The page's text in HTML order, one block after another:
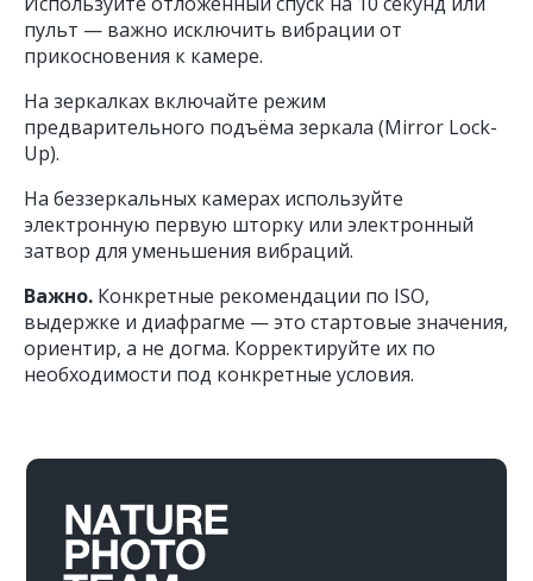
пульт — важно исключить вибрации от
прикосновения к камере.
На зеркалках включайте режим
предварительного подъёма зеркала (Mirror Lock-
Up).
На беззеркальных камерах используйте
электронную первую шторку или электронный
затвор для уменьшения вибраций.
Важно. Конкретные рекомендации по ISO,
выдержке и диафрагме — это стартовые значения,
ориентир, а не догма. Корректируйте их по
необходимости под конкретные условия.